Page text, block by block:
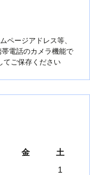
ページアドレス等、
電話のカメラ機能で
てご保存ください
金
土
1